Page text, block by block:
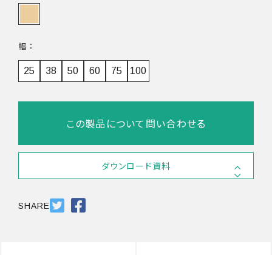
幅
25 38 50 60 75 100
この製品について問い合わせる
ダウンロード資料
SHARE